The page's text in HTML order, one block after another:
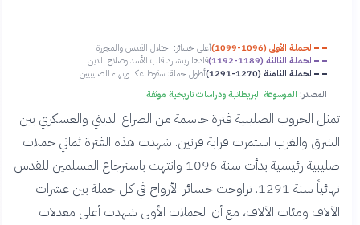
الحملة الأولى (1096-1099)
أعلى خسائر: احتلال القدس والمجزرة
الحملة الثالثة (1189-1192)
قادها ريتشارد قلب الأسد وصلاح الدين
الحملة الثامنة (1270-1291)
أطول حملة: سقوط عكا وإنهاء الصليبيين
المصدر: الموسوعة البريطانية ودراسات تاريخية موثقة
تمثل الحروب الصليبية فترة حاسمة من الصراع الديني والعسكري بين
الشرق والغرب استمرت قرابة قرنين. شهدت هذه الفترة ثماني حملات
صليبية رئيسية بدأت سنة 1096 وانتهت باسترجاع المسلمين للقدس
نهائياً سنة 1291. تراوحت خسائر الأرواح في كل حملة بين عشرات
الآلاف ومئات الآلاف، مع أن الحملات الأولى شهدت أعلى معدلات